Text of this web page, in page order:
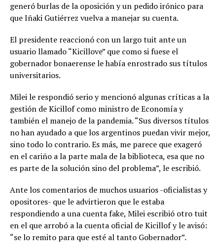
generó burlas de la oposición y un pedido irónico para
que Iñaki Gutiérrez vuelva a manejar su cuenta.
El presidente reaccionó con un largo tuit ante un
usuario llamado “Kicillove” que como si fuese el
gobernador bonaerense le había enrostrado sus títulos
universitarios.
Milei le respondió serio y mencionó algunas críticas a la
gestión de Kicillof como ministro de Economía y
también el manejo de la pandemia. “Sus diversos títulos
no han ayudado a que los argentinos puedan vivir mejor,
sino todo lo contrario. Es más, me parece que exageró
en el cariño a la parte mala de la biblioteca, esa que no
es parte de la solución sino del problema”, le escribió.
Ante los comentarios de muchos usuarios -oficialistas y
opositores- que le advirtieron que le estaba
respondiendo a una cuenta fake, Milei escribió otro tuit
en el que arrobó a la cuenta oficial de Kicillof y le avisó:
“se lo remito para que esté al tanto Gobernador”.